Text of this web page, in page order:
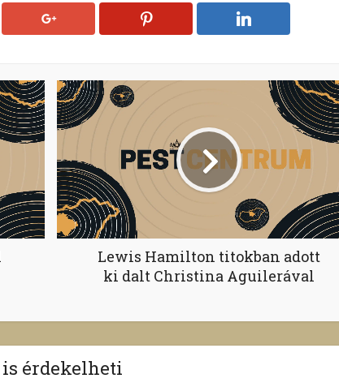
Lewis Hamilton titokban adott
ki dalt Christina Aguilerával
is érdekelheti